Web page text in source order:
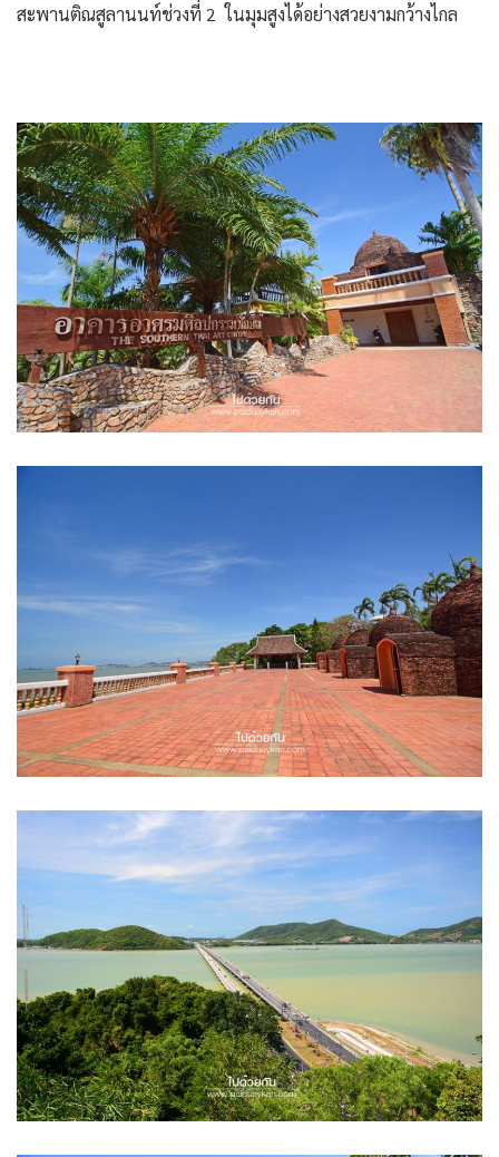
สะพานติณสูลานนท์ช่วงที่ 2 ในมุมสูงได้อย่างสวยงามกว้างไกล